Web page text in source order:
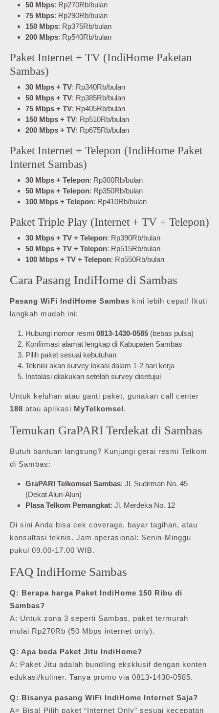
50 Mbps: Rp270Rb/bulan
75 Mbps: Rp290Rb/bulan
150 Mbps: Rp375Rb/bulan
200 Mbps: Rp540Rb/bulan
Paket Internet + TV (IndiHome Paketan
Sambas)
30 Mbps + TV: Rp340Rb/bulan
50 Mbps + TV: Rp385Rb/bulan
75 Mbps + TV: Rp405Rb/bulan
150 Mbps + TV: Rp510Rb/bulan
200 Mbps + TV: Rp675Rb/bulan
Paket Internet + Telepon (IndiHome Paket
Internet Sambas)
30 Mbps + Telepon: Rp300Rb/bulan
50 Mbps + Telepon: Rp350Rb/bulan
100 Mbps + Telepon: Rp410Rb/bulan
Paket Triple Play (Internet + TV + Telepon)
30 Mbps + TV + Telepon: Rp390Rb/bulan
50 Mbps + TV + Telepon: Rp515Rb/bulan
100 Mbps + TV + Telepon: Rp550Rb/bulan
Cara Pasang IndiHome di Sambas
Pasang WiFi IndiHome Sambas kini lebih cepat! Ikuti
langkah mudah ini:
Hubungi nomor resmi 0813-1430-0585 (bebas pulsa)
Konfirmasi alamat lengkap di Kabupaten Sambas
Pilih paket sesuai kebutuhan
Teknisi akan survey lokasi dalam 1-2 hari kerja
Instalasi dilakukan setelah survey disetujui
Untuk keluhan atau ganti paket, gunakan call center
188 atau aplikasi MyTelkomsel.
Temukan GraPARI Terdekat di Sambas
Butuh bantuan langsung? Kunjungi gerai resmi Telkom
di Sambas:
GraPARI Telkomsel Sambas: Jl. Sudirman No. 45
(Dekat Alun-Alun)
Plasa Telkom Pemangkat: Jl. Merdeka No. 12
Di sini Anda bisa cek coverage, bayar tagihan, atau
konsultasi teknis. Jam operasional: Senin-Minggu
pukul 09.00-17.00 WIB.
FAQ IndiHome Sambas
Q: Berapa harga Paket IndiHome 150 Ribu di
Sambas?
A: Untuk zona 3 seperti Sambas, paket termurah
mulai Rp270Rb (50 Mbps internet only).
Q: Apa beda Paket Jitu IndiHome?
A: Paket Jitu adalah bundling eksklusif dengan konten
edukasi/kuliner. Tanya promo via 0813-1430-0585.
Q: Bisanya pasang WiFi IndiHome Internet Saja?
A> Bisa! Pilih paket “Internet Only” sesuai kecepatan